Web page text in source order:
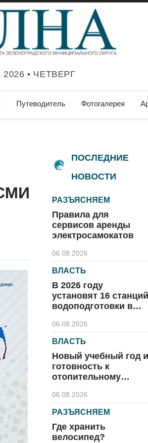
• ЧЕТВЕРГ
Путеводитель Фотогалерея
ПОСЛЕДНИЕ
НОВОСТИ
РАЗЪЯСНЯЕМ
Правила для
сервисов аренды
электросамокатов
06.08.2026
ВЛАСТЬ
В 2026 году
установят 16 станций
водоподготовки в
06.08.2026
ВЛАСТЬ
Новый учебный год и
готовность к
отопительному
06.08.2026
РАЗЪЯСНЯЕМ
Где хранить
велосипед?